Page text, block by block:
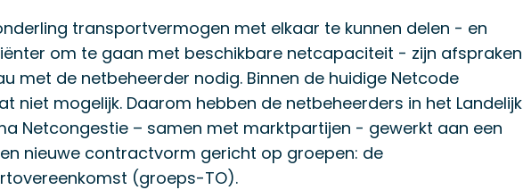
transportvermogen met elkaar te kunnen delen - en
om te gaan met beschikbare netcapaciteit - zijn afspraken
met de netbeheerder nodig. Binnen de huidige Netcode
niet mogelijk. Daarom hebben de netbeheerders in het Landelijk
Netcongestie – samen met marktpartijen - gewerkt aan een
nieuwe contractvorm gericht op groepen: de
(groeps-TO).